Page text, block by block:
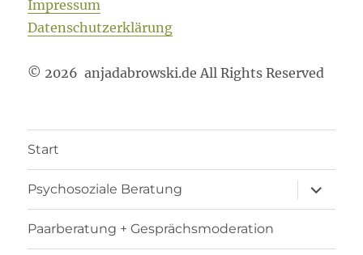
Impressum
Datenschutzerklärung
© 2026 anjadabrowski.de All Rights Reserved
Start
Psychosoziale Beratung
anzeigen
Paarberatung + Gesprächsmoderation